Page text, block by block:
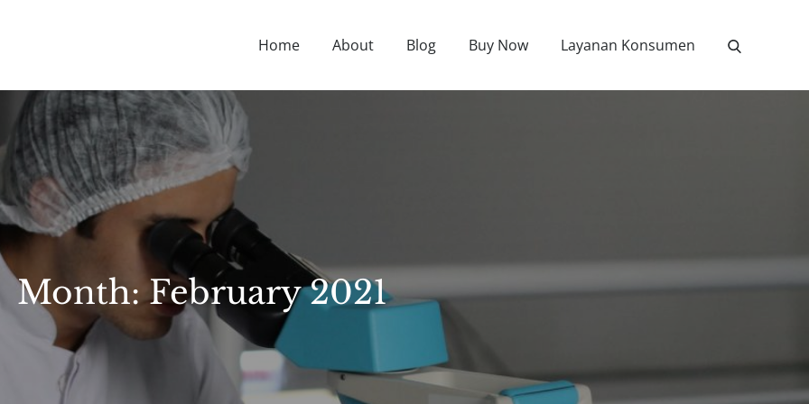
NUTRITION TIPS, HEALTH NEWS, AND MORE.
Home About Blog Buy Now Layanan Konsumen
Month:February 2021